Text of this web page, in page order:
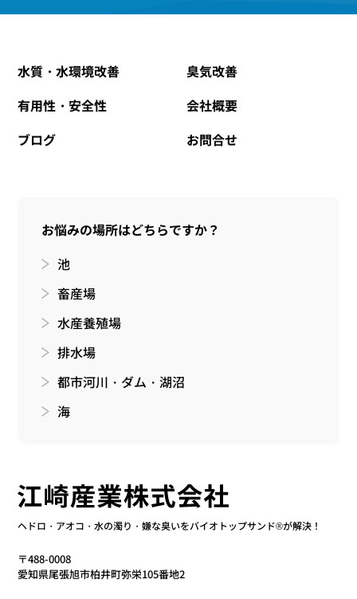
水質・水環境改善
臭気改善
有用性・安全性
会社概要
ブログ
お問合せ
お悩みの場所はどちらですか？
池
畜産場
水産養殖場
排水場
都市河川・ダム・湖沼
海
ヘドロ・アオコ・水の濁り・嫌な臭いをバイオトップサンド®が解決！
〒488-0008
愛知県尾張旭市柏井町弥栄105番地2